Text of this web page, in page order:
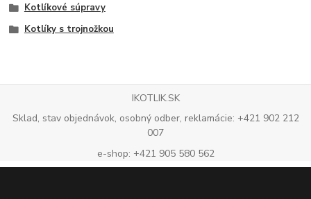
Kotlíkové súpravy
Kotlíky s trojnožkou
IKOTLIK.SK
Sklad, stav objednávok, osobný odber, reklamácie: +421 902 212
007
e-shop: +421 905 580 562